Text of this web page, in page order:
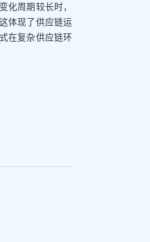
化周期较长时，
体现了供应链运
在复杂供应链环